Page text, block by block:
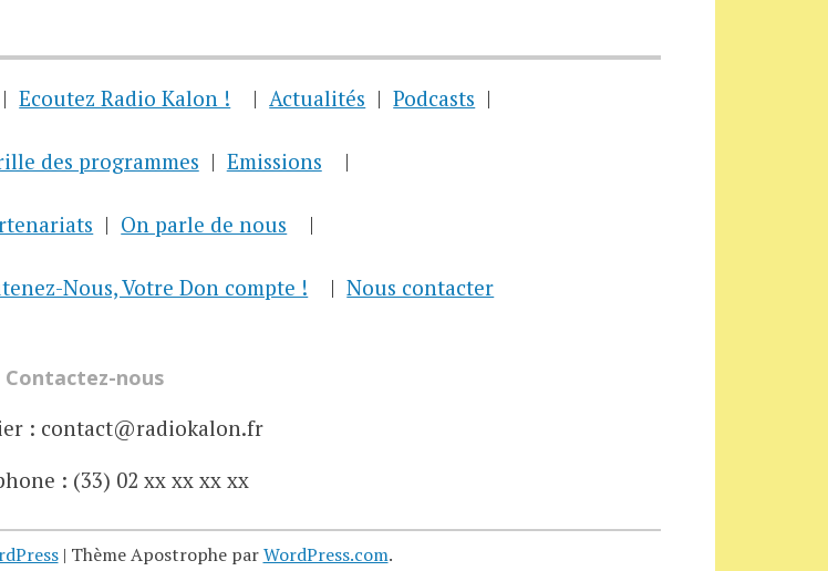
Ecoutez Radio Kalon ! Actualités Podcasts
des programmes Emissions
On parle de nous
Nous, Votre Don compte ! Nous contacter
Contactez-nous
: contact@radiokalon.fr
: (33) 02 xx xx xx xx
| Thème Apostrophe parWordPress.com.